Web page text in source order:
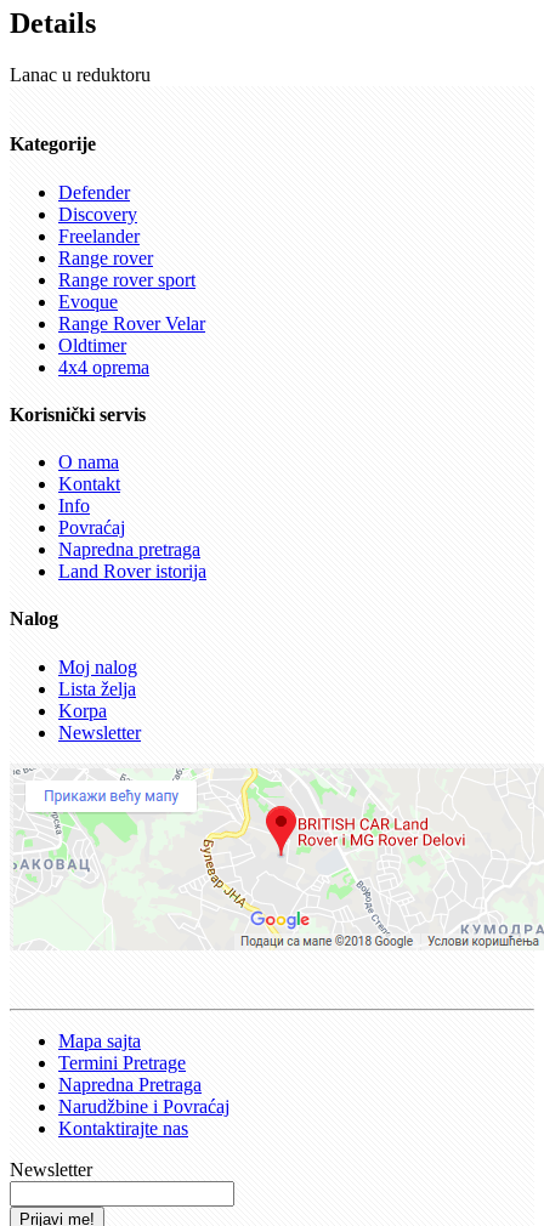
Details
Lanac u reduktoru
Kategorije
Defender
Discovery
Freelander
Range rover
Range rover sport
Evoque
Range Rover Velar
Oldtimer
4x4 oprema
Korisnički servis
O nama
Kontakt
Info
Povraćaj
Napredna pretraga
Land Rover istorija
Nalog
Moj nalog
Lista želja
Korpa
Newsletter
Mapa sajta
Termini Pretrage
Napredna Pretraga
Narudžbine i Povraćaj
Kontaktirajte nas
Newsletter
Prijavi me!